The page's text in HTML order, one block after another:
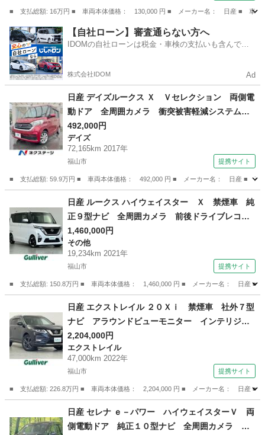
■ 支払総額: 16万円 ■ 車両本体価格： 130,000 円 ■ メーカー名： 日産 ■ 車
広島 広島市 モコ
【自社ローン】審査通らない方へ
IDOMの自社ローンは税金・車検の支払いも含んでい
株式会社IDOM Ad
日産 デイズルークス Ｘ Ｖセレクション 両側電
動ドア 全周囲カメラ 衝突被害軽減システム
禁煙車 ドラレコ 純正１４インチアルミ オー
トエアコン Ｂｌｕｅｔｏｏｔｈ ＣＤ ＤＶＤ
再生 フルセグ （車検整備付）
492,000円
デイズ
72,165km 2017年
福山市 提携サイト
■ 支払総額: 59.9万円 ■ 車両本体価格： 492,000 円 ■ メーカー名： 日産 ■
デイズ
日産 ルークス ハイウェイスター Ｘ 禁煙車 純
正９型ナビ 全周囲カメラ 前後ドライブレコー
ダー ＥＴＣ 両側電動スライドドア オートラ
イト オートマチックハイビーム 純正ＬＥＤヘ
ッドライト 純正１４インチアルミホイール 純
1,460,000円
その他
19,234km 2021年
福山市 提携サイト
■ 支払総額: 150.8万円 ■ 車両本体価格： 1,460,000 円 ■ メーカー名： 日産
その他
日産 エクストレイル ２０Ｘｉ 禁煙車 社外７型
ナビ アラウンドビューモニター インテリジェ
ントルームミラー 前後ドライブレコーダー
プロパイロット パワーバックドア 前席パワー
シート 前席／後席左右シートヒーター スマー
2,204,000円
エクストレイル
47,000km 2022年
福山市 提携サイト
■ 支払総額: 226.8万円 ■ 車両本体価格： 2,204,000 円 ■ メーカー名： 日産 ■
エクストレイル
日産 セレナ ｅ－パワー ハイウェイスターＶ 両
側電動ドア 純正１０型ナビ 全周囲カメラ プ